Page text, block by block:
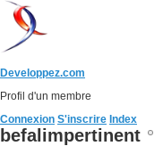
Developpez.com
Profil d'un membre
Connexion S'inscrire Index
befalimpertinent